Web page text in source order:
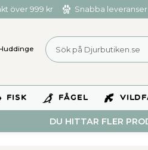
över 999 kr Snabba leveranser
FISK FÅGEL
DU HITTAR FLER